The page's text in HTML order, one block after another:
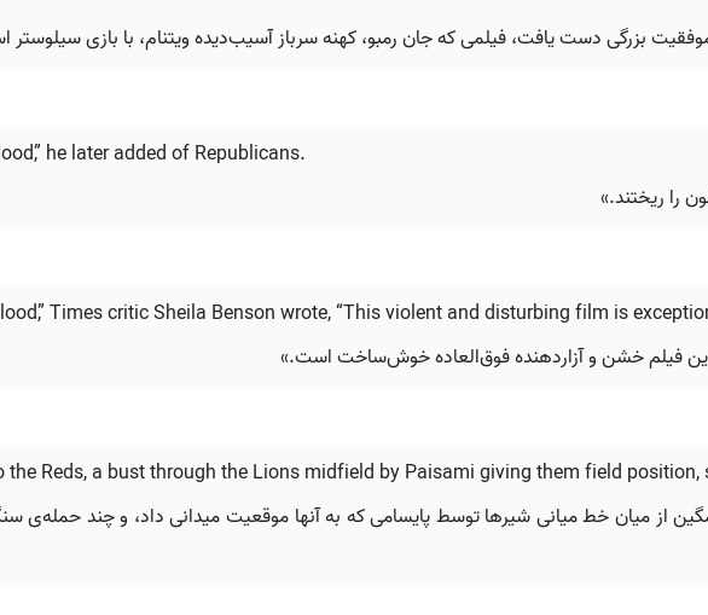
he later added of Republicans.
را ریختند.»
Times critic Sheila Benson wrote, “This violent and disturbing film is
فیلم خشن و آزاردهنده فوق‌العاده خوش‌ساخت است.»
Reds, a bust through the Lions midfield by Paisami giving them field
میان خط میانی شیرها توسط پایسامی که به آنها موقعیت میدانی داد، و چند حمله‌ی